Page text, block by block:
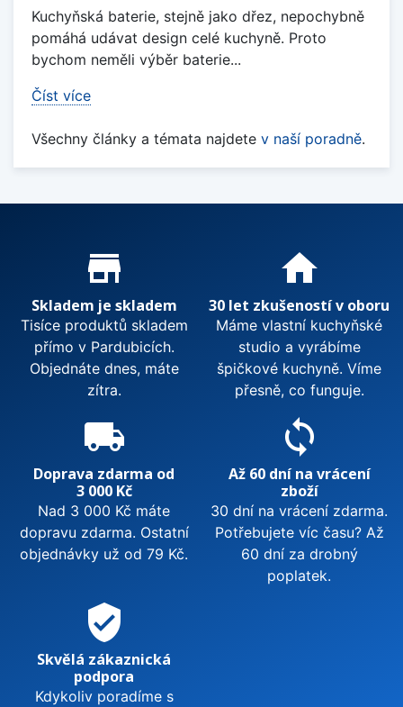
Kuchyňská baterie, stejně jako dřez, nepochybně
pomáhá udávat design celé kuchyně. Proto
bychom neměli výběr baterie...
Číst více
Všechny články a témata najdete v naší poradně.
Proč nakupovat u nás?
store_mall_directory
Skladem je skladem
Tisíce produktů skladem
přímo v Pardubicích.
Objednáte dnes, máte
zítra.
home
30 let zkušeností v oboru
Máme vlastní kuchyňské
studio a vyrábíme
špičkové kuchyně. Víme
přesně, co funguje.
local_shipping
Doprava zdarma od
3 000 Kč
Nad 3 000 Kč máte
dopravu zdarma. Ostatní
objednávky už od 79 Kč.
sync
Až 60 dní na vrácení
zboží
30 dní na vrácení zdarma.
Potřebujete víc času? Až
60 dní za drobný
poplatek.
verified_user
Skvělá zákaznická
podpora
Kdykoliv poradíme s